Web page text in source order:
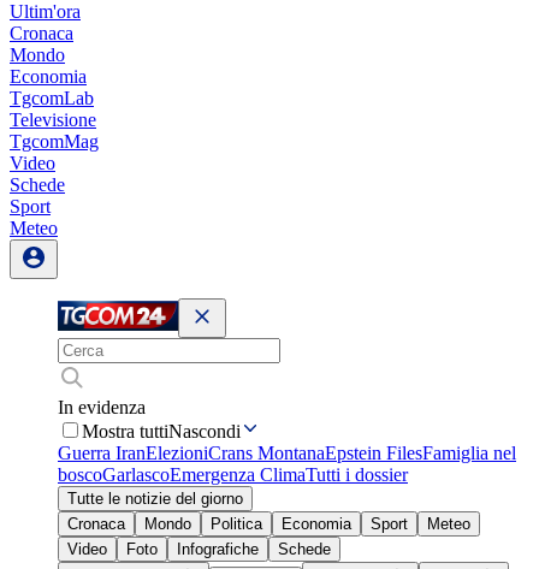
Ultim'ora
Cronaca
Mondo
Economia
TgcomLab
Televisione
TgcomMag
Video
Schede
Sport
Meteo
In evidenza
Mostra tuttiNascondi
Guerra IranElezioniCrans MontanaEpstein FilesFamiglia nel
boscoGarlascoEmergenza ClimaTutti i dossier
Tutte le notizie del giorno
Cronaca
Mondo Politica Economia Sport
Meteo
Video
Foto Infografiche
Schede